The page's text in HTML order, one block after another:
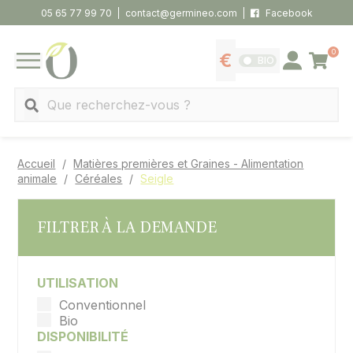
05 65 77 99 70 contact@germineo.com Facebook
MENU
Afficher les tarifs
BIO Se connecter
0
Panier
Accueil
Matières premières et Graines - Alimentation
animale
Céréales Seigle
FILTRER À LA DEMANDE
UTILISATION
Conventionnel
Bio
DISPONIBILITÉ
Panneau de gestion des cookies